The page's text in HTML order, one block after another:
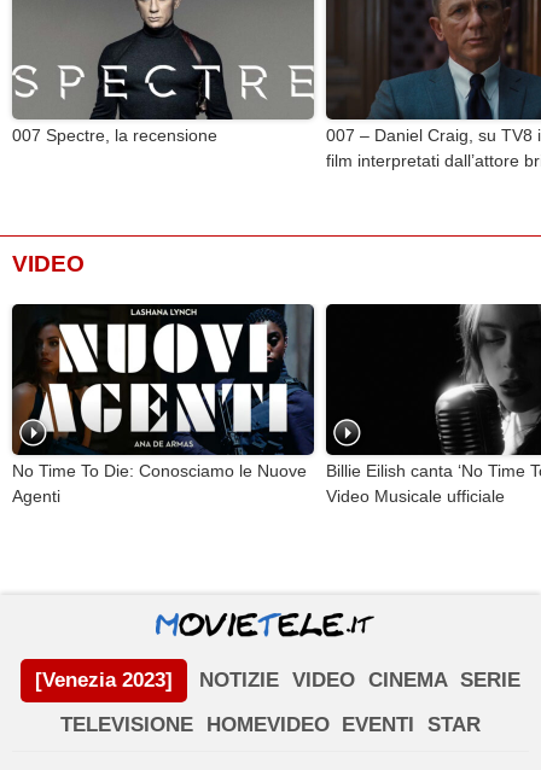
007 Spectre, la recensione
007 – Daniel Craig, su TV8
film interpretati dall’attore
VIDEO
No Time To Die: Conosciamo le Nuove
Agenti
Billie Eilish canta ‘No Time
Video Musicale ufficiale
[Venezia 2023] NOTIZIE VIDEO CINEMA SERIE
TELEVISIONE
HOMEVIDEO EVENTI STAR